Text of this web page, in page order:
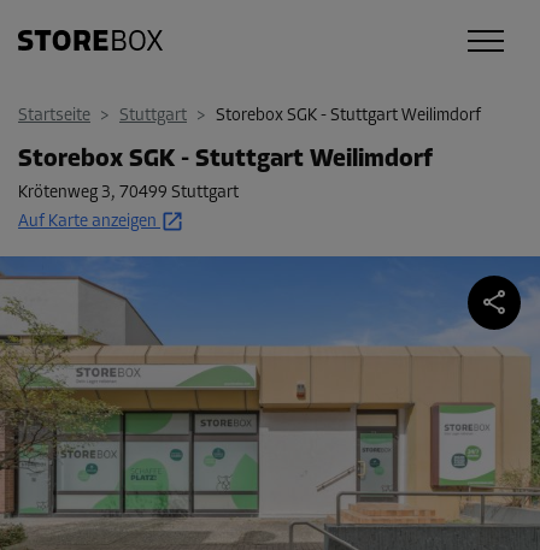
Startseite > Stuttgart > Storebox SGK - Stuttgart Weilimdorf
Storebox SGK - Stuttgart Weilimdorf
Krötenweg 3, 70499 Stuttgart
Auf Karte anzeigen